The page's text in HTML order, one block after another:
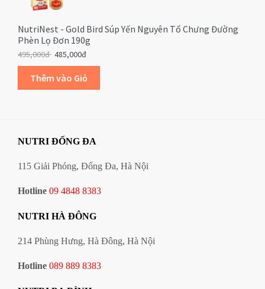
NutriNest - Gold Bird Súp Yến Nguyên Tổ Chưng Đường
Phèn Lọ Đơn 190g
495,000đ 485,000đ
NUTRI ĐỐNG ĐA
115 Giải Phóng, Đống Đa, Hà Nội
Hotline 09 4848 8383
NUTRI HÀ ĐÔNG
214 Phùng Hưng, Hà Đông, Hà Nội
Hotline 089 889 8383